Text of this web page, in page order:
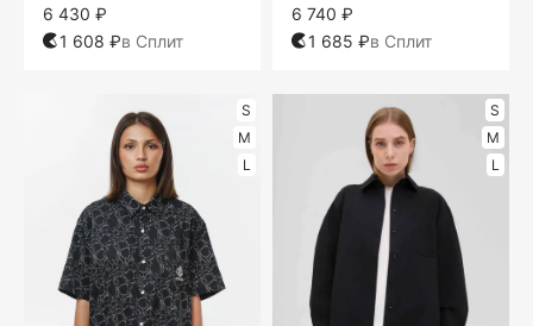
6 430 ₽
1 608 ₽в Сплит
6 740 ₽
1 685 ₽в Сплит
S
M
L
S
M
L